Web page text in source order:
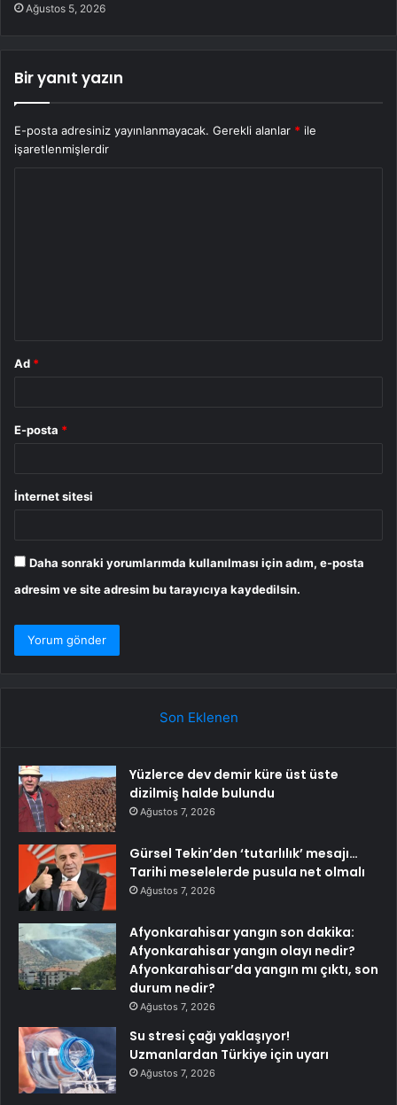
Ağustos 5, 2026
Bir yanıt yazın
E-posta adresiniz yayınlanmayacak. Gerekli alanlar * ile
işaretlenmişlerdir
Ad *
E-posta *
İnternet sitesi
Daha sonraki yorumlarımda kullanılması için adım, e-posta
adresim ve site adresim bu tarayıcıya kaydedilsin.
Son Eklenen
Yüzlerce dev demir küre üst üste
dizilmiş halde bulundu
Ağustos 7, 2026
Gürsel Tekin’den ‘tutarlılık’ mesajı…
Tarihi meselelerde pusula net olmalı
Ağustos 7, 2026
Afyonkarahisar yangın son dakika:
Afyonkarahisar yangın olayı nedir?
Afyonkarahisar’da yangın mı çıktı, son
durum nedir?
Ağustos 7, 2026
Su stresi çağı yaklaşıyor!
Uzmanlardan Türkiye için uyarı
Ağustos 7, 2026